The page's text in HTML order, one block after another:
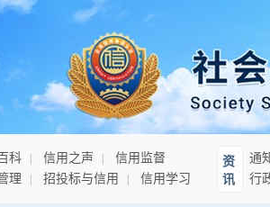
科 信用之声
信用监督
理 招投标与信用 信用学习
资
讯
通
行